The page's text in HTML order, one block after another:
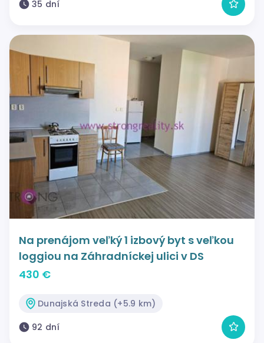
35 dní
Na prenájom veľký 1 izbový byt s veľkou
loggiou na Záhradníckej ulici v DS
430 €
Dunajská Streda (+5.9 km)
92 dní